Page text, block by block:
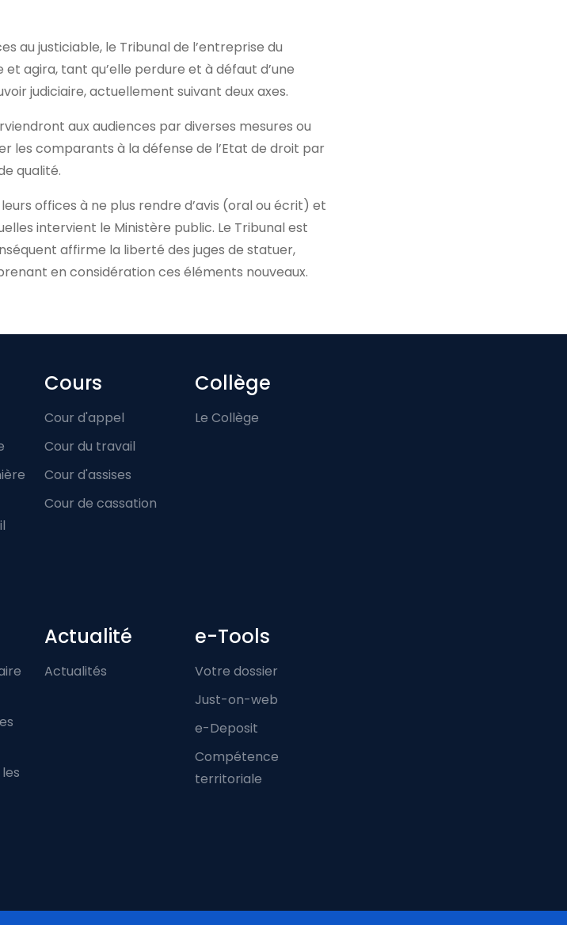
au justiciable, le Tribunal de l’entreprise du
agira, tant qu’elle perdure et à défaut d’une
judiciaire, actuellement suivant deux axes.
aux audiences par diverses mesures ou
les comparants à la défense de l’Etat de droit par
qualité.
offices à ne plus rendre d’avis (oral ou écrit) et
intervient le Ministère public. Le Tribunal est
affirme la liberté des juges de statuer,
en considération ces éléments nouveaux.
menu
Cours
Cour d'appel
Cour du travail
Cour d'assises
Cour de cassation
Collège
Le Collège
Actualité
Actualités
e-Tools
Votre dossier
Just-on-web
e-Deposit
Compétence
territoriale